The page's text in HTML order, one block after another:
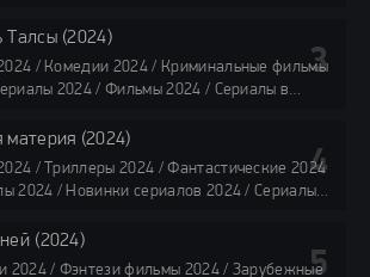
4K / Фильмы 2024 / Сериалы в озвучке
/ Сериалы в озвучке LostFilm / Сериалы в
HDrezka Studio / Смотреть фильмы онлайн
по 45 минут
Талсы (2024)
/ Комедии 2024 / Криминальные фильмы
2024 / Фильмы 2024 / Сериалы в
в озвучке HDrezka Studio / Смотреть фильмы
материя (2024)
/ Триллеры 2024 / Фантастические 2024
2024 / Новинки сериалов 2024 / Сериалы
в озвучке LostFilm / Сериалы в озвучке
Studio / Смотреть фильмы онлайн
(2024)
2024 / Фэнтези фильмы 2024 / Зарубежные